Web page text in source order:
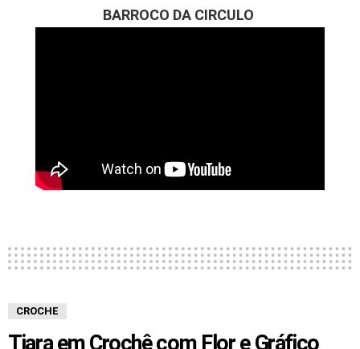
BARROCO DA CIRCULO
CROCHE
Tiara em Crochê com Flor e Gráfico